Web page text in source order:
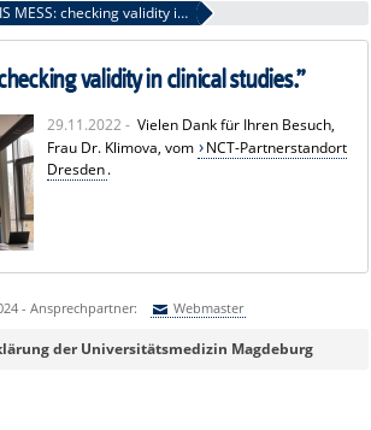
“All THIS MESS: checking validity in clinical studies.”
validity in clinical studies.”
29.11.2022 - Vielen Dank für Ihren Besuch,
Frau Dr. Klimova, vom
NCT-Partnerstandort
Dresden.
- Ansprechpartner: Webmaster
versenden an:Webmaster
der Universitätsmedizin Magdeburg